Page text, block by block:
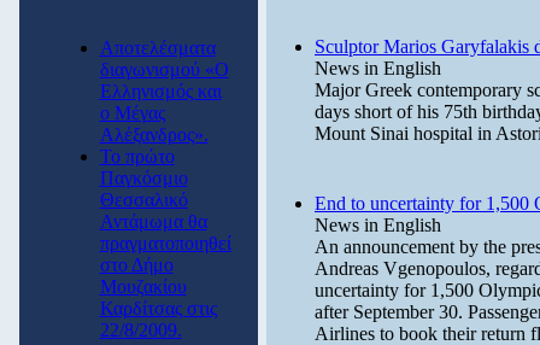
Αποτελέσματα
διαγωνισμού «Ο
Ελληνισμός και
ο Μέγας
Αλέξανδρος».
Το πρώτο
Παγκόσμιο
Θεσσαλικό
Αντάμωμα θα
πραγματοποιηθεί
στο Δήμο
Μουζακίου
Καρδίτσας στις
22/8/2009.
Sculptor Marios Garyfalakis
News in English
Major Greek contemporary
days short of his 75th
Mount Sinai hospital in
End to uncertainty for 1,500
News in English
An announcement by the
Andreas Vgenopoulos,
uncertainty for 1,500
after September 30.
Airlines to book their return